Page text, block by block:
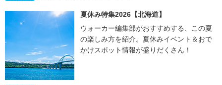
夏休み特集2026【北海道】
ウォーカー編集部がおすすめする、この夏
の楽しみ方を紹介。夏休みイベント＆おで
かけスポット情報が盛りだくさん！